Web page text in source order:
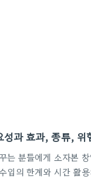
과 효과, 종류, 위
는 분들에게 소자본
입의 한계와 시간 활